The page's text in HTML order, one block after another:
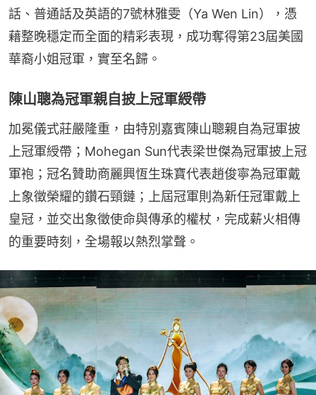
話、普通話及英語的7號林雅雯（Ya Wen Lin），憑
藉整晚穩定而全面的精彩表現，成功奪得第23屆美國
華裔小姐冠軍，實至名歸。
陳山聰為冠軍親自披上冠軍綬帶
加冕儀式莊嚴隆重，由特別嘉賓陳山聰親自為冠軍披
上冠軍綬帶；Mohegan Sun代表梁世傑為冠軍披上冠
軍袍；冠名贊助商麗興恆生珠寶代表趙俊寧為冠軍戴
上象徵榮耀的鑽石頸鏈；上屆冠軍則為新任冠軍戴上
皇冠，並交出象徵使命與傳承的權杖，完成薪火相傳
的重要時刻，全場報以熱烈掌聲。